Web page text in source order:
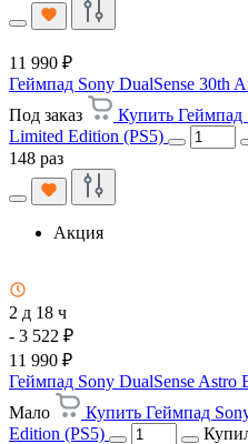
11 990 ₽
Геймпад Sony DualSense 30th
Под заказ
Купить Геймпад
Limited Edition (PS5)
148 раз
Акция
2 д 18 ч
- 3 522 ₽
11 990 ₽
Геймпад Sony DualSense Astro
Мало
Купить Геймпад
Edition (PS5)